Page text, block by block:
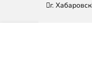
г. Хабаровск